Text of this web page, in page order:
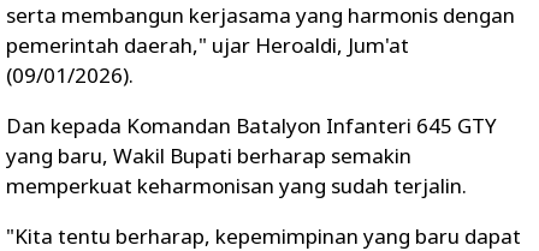
serta membangun kerjasama yang harmonis dengan
pemerintah daerah," ujar Heroaldi, Jum'at
(09/01/2026).
Dan kepada Komandan Batalyon Infanteri 645 GTY
yang baru, Wakil Bupati berharap semakin
memperkuat keharmonisan yang sudah terjalin.
"Kita tentu berharap, kepemimpinan yang baru dapat